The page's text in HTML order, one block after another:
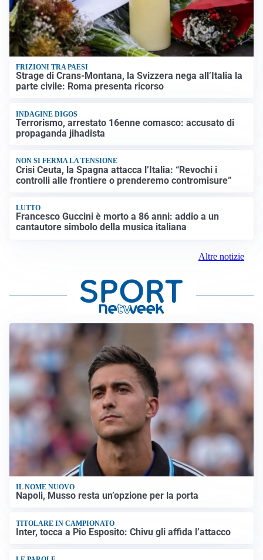
FRIZIONI TRA PAESI
Strage di Crans-Montana, la Svizzera nega all’Italia la
parte civile: Roma presenta ricorso
INDAGINE DIGOS
Terrorismo, arrestato 16enne comasco: accusato di
propaganda jihadista
NON SI FERMA LA TENSIONE
Crisi Ceuta, la Spagna attacca l’Italia: “Revochi i
controlli alle frontiere o prenderemo contromisure”
LUTTO
Francesco Guccini è morto a 86 anni: addio a un
cantautore simbolo della musica italiana
Altre notizie
IL NOME NUOVO
Napoli, Musso resta un’opzione per la porta
TITOLARE IN CAMPIONATO
Inter, tocca a Pio Esposito: Chivu gli affida l’attacco